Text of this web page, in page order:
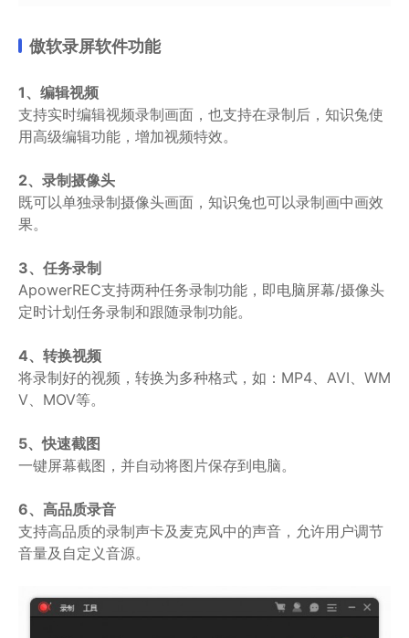
傲软录屏软件功能
1、编辑视频
支持实时编辑视频录制画面，也支持在录制后，知识兔使
用高级编辑功能，增加视频特效。
2、录制摄像头
既可以单独录制摄像头画面，知识兔也可以录制画中画效
果。
3、任务录制
ApowerREC支持两种任务录制功能，即电脑屏幕/摄像头
定时计划任务录制和跟随录制功能。
4、转换视频
将录制好的视频，转换为多种格式，如：MP4、AVI、WM
V、MOV等。
5、快速截图
一键屏幕截图，并自动将图片保存到电脑。
6、高品质录音
支持高品质的录制声卡及麦克风中的声音，允许用户调节
音量及自定义音源。